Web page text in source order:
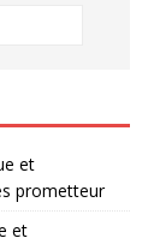
et
prometteur
et